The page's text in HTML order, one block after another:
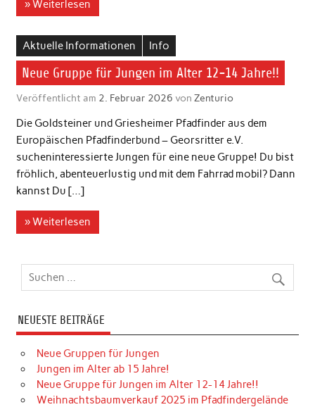
» Weiterlesen
Aktuelle Informationen Info
Neue Gruppe für Jungen im Alter 12-14 Jahre!!
Veröffentlicht am 2. Februar 2026 von Zenturio
Die Goldsteiner und Griesheimer Pfadfinder aus dem
Europäischen Pfadfinderbund – Georsritter e.V.
sucheninteressierte Jungen für eine neue Gruppe! Du bist
fröhlich, abenteuerlustig und mit dem Fahrrad mobil? Dann
kannst Du […]
» Weiterlesen
NEUESTE BEITRÄGE
Neue Gruppen für Jungen
Jungen im Alter ab 15 Jahre!
Neue Gruppe für Jungen im Alter 12-14 Jahre!!
Weihnachtsbaumverkauf 2025 im Pfadfindergelände